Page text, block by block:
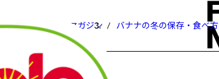
フルーツスマイルマガジン バナナの冬の保存・食べ方